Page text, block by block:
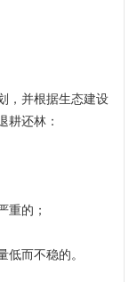
，并根据生态建设
耕还林：
重的；
低而不稳的。